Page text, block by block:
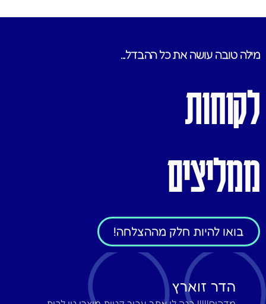
מילה טובה עושה את כל ההבדל...
לקוחות
ממליצים
בואו להיות חלק מההצלחה!
הדר זוארץ